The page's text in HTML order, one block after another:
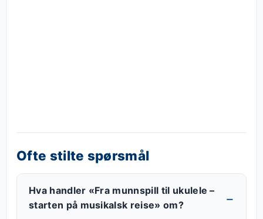
Ofte stilte spørsmål
Hva handler «Fra munnspill til ukulele –
starten på musikalsk reise» om?